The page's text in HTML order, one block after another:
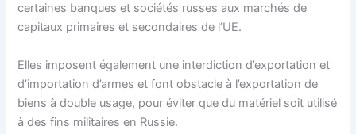
certaines banques et sociétés russes aux marchés de
capitaux primaires et secondaires de l’UE.
Elles imposent également une interdiction d’exportation et
d’importation d’armes et font obstacle à l’exportation de
biens à double usage, pour éviter que du matériel soit utilisé
à des fins militaires en Russie.